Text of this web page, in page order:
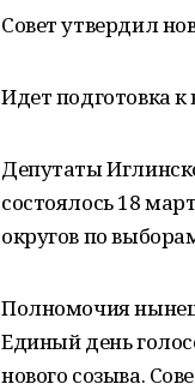
Совет утвердил
Идет подготовка к
Депутаты
состоялось 18
округов по
Полномочия
Единый день
нового созыва.